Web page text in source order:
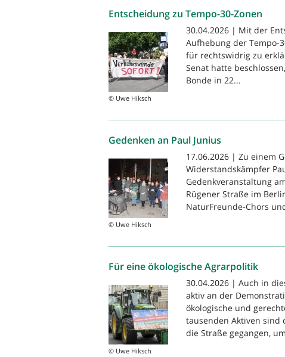
Entscheidung zu Tempo-30-Zonen
© Uwe Hiksch
30.04.2026 | Mit der
Aufhebung der Tempo-
für rechtswidrig zu
Senat hatte
Bonde in 22...
Gedenken an Paul Junius
© Uwe Hiksch
17.06.2026 | Zu einem
Widerstandskämpfer
Gedenkveranstaltung
Rügener Straße im
NaturFreunde-Chors
Für eine ökologische Agrarpolitik
© Uwe Hiksch
30.04.2026 | Auch in
aktiv an der
ökologische und
tausenden Aktiven sind
die Straße gegangen,